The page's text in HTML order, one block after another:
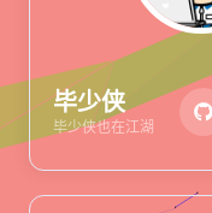
毕少侠
毕少侠也在江湖